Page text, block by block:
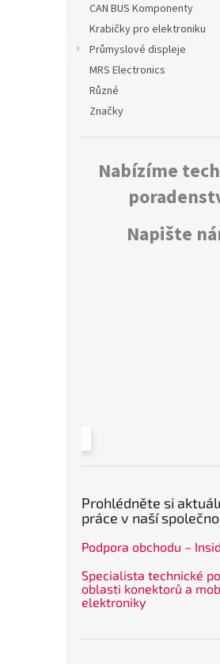
CAN BUS Komponenty
Krabičky pro elektroniku
Průmyslové displeje
MRS Electronics
Různé
Značky
Nabízíme
Napište
Prohlédněte si
práce v naší
Podpora obchodu –
Specialista technické
oblasti konektorů a
elektroniky